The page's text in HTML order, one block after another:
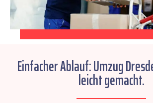
Einfacher Ablauf: Umzug
leicht gemacht.